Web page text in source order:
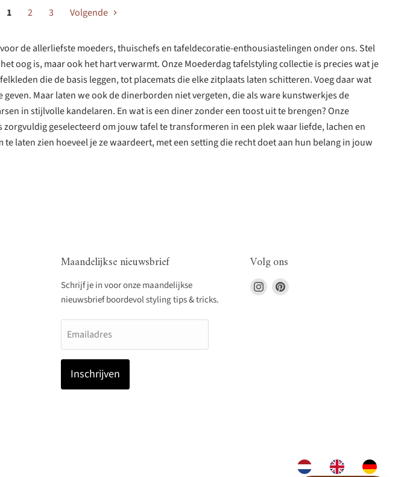
1 2 3 Volgende
de allerliefste moeders, thuischefs en tafeldecoratie-enthousiastelingen onder ons. Stel
oog is, maar ook het hart verwarmt. Onze Moederdag tafelstyling collectie is precies wat je
die de basis leggen, tot placemats die elke zitplaats laten schitteren. Voeg daar wat
Maar laten we ook de dinerborden niet vergeten, die als ware kunstwerkjes de
in stijlvolle kandelaren. En wat is een diner zonder een toost uit te brengen? Onze
zorgvuldig geselecteerd om jouw tafel te transformeren in een plek waar liefde, lachen en
laten zien hoeveel je ze waardeert, met een setting die recht doet aan hun belang in jouw
Maandelijkse nieuwsbrief
Schrijf je in voor onze maandelijkse
nieuwsbrief boordevol styling tips & tricks.
Emailadres
Inschrijven
Volg ons
Vind
ons
Vind